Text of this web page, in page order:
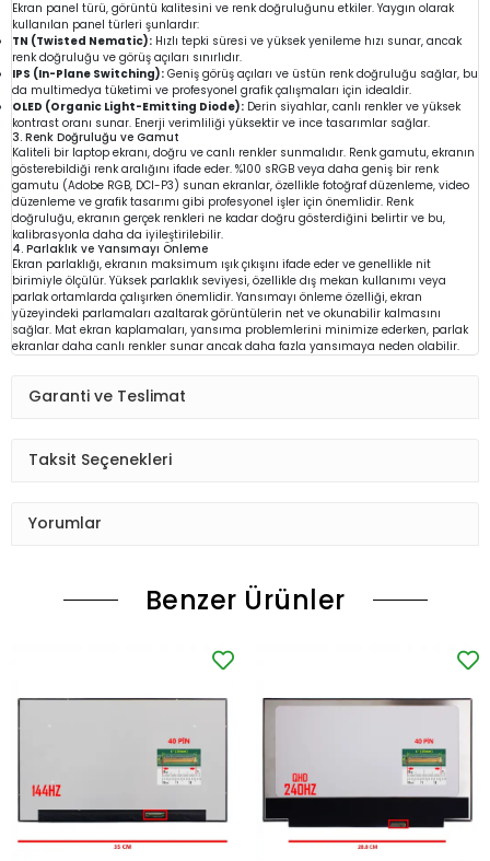
Ekran panel türü, görüntü kalitesini ve renk doğruluğunu etkiler. Yaygın olarak
kullanılan panel türleri şunlardır:
TN (Twisted Nematic): Hızlı tepki süresi ve yüksek yenileme hızı sunar, ancak
renk doğruluğu ve görüş açıları sınırlıdır.
IPS (In-Plane Switching): Geniş görüş açıları ve üstün renk doğruluğu sağlar, bu
da multimedya tüketimi ve profesyonel grafik çalışmaları için idealdir.
OLED (Organic Light-Emitting Diode): Derin siyahlar, canlı renkler ve yüksek
kontrast oranı sunar. Enerji verimliliği yüksektir ve ince tasarımlar sağlar.
3. Renk Doğruluğu ve Gamut
Kaliteli bir laptop ekranı, doğru ve canlı renkler sunmalıdır. Renk gamutu, ekranın
gösterebildiği renk aralığını ifade eder. %100 sRGB veya daha geniş bir renk
gamutu (Adobe RGB, DCI-P3) sunan ekranlar, özellikle fotoğraf düzenleme, video
düzenleme ve grafik tasarımı gibi profesyonel işler için önemlidir. Renk
doğruluğu, ekranın gerçek renkleri ne kadar doğru gösterdiğini belirtir ve bu,
kalibrasyonla daha da iyileştirilebilir.
4. Parlaklık ve Yansımayı Önleme
Ekran parlaklığı, ekranın maksimum ışık çıkışını ifade eder ve genellikle nit
birimiyle ölçülür. Yüksek parlaklık seviyesi, özellikle dış mekan kullanımı veya
parlak ortamlarda çalışırken önemlidir. Yansımayı önleme özelliği, ekran
yüzeyindeki parlamaları azaltarak görüntülerin net ve okunabilir kalmasını
sağlar. Mat ekran kaplamaları, yansıma problemlerini minimize ederken, parlak
ekranlar daha canlı renkler sunar ancak daha fazla yansımaya neden olabilir.
Garanti ve Teslimat
Taksit Seçenekleri
Yorumlar
Benzer Ürünler